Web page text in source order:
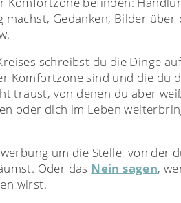
machst, Gedanken, Bilder über
schreibst du die Dinge
Komfortzone sind und die du
traust, von denen du aber
oder dich im Leben
um die Stelle, von der
Oder das Nein sagen,
wirst.